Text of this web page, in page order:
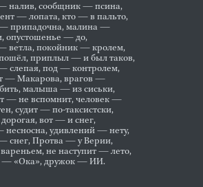
налив, сообщник — псина,
— лопата, кто — в пальто,
припадочна, малина —
опустошенье — до,
ветла, покойник — кролем,
приплыл — и был таков,
слепая, под — контролем,
— Макарова, врагов —
малыша — из сиськи,
— не вспомнит, человек —
судит — по-таксистски,
вот — и снег,
удивлений — нету,
снег, Протва — у Верии,
не наступит — лето,
— «Ока», дружок — ИИ.